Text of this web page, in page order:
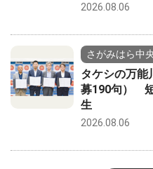
2026.08.06
さがみはら中
タケシの万
募190句）
生
2026.08.06